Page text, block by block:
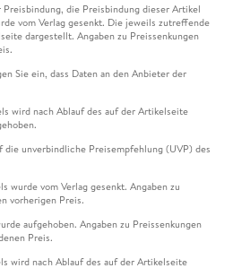
die Preisbindung dieser Artikel
vom Verlag gesenkt. Die jeweils zutreffende
dargestellt. Angaben zu Preissenkungen
Sie ein, dass Daten an den Anbieter der
wird nach Ablauf des auf der Artikelseite
unverbindliche Preisempfehlung (UVP) des
wurde vom Verlag gesenkt. Angaben zu
vorherigen Preis.
aufgehoben. Angaben zu Preissenkungen
Preis.
wird nach Ablauf des auf der Artikelseite